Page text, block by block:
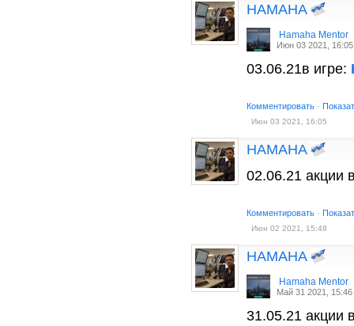
HAMAHA
Hamaha Mentor
Июн 03 2021, 16:05
03.06.21в игре:
Комментировать ·
Июн 03 2021, 16:05
HAMAHA
02.06.21 акции
Комментировать ·
Июн 02 2021, 15:48
HAMAHA
Hamaha Mentor
Май 31 2021, 15:46
31.05.21 акции